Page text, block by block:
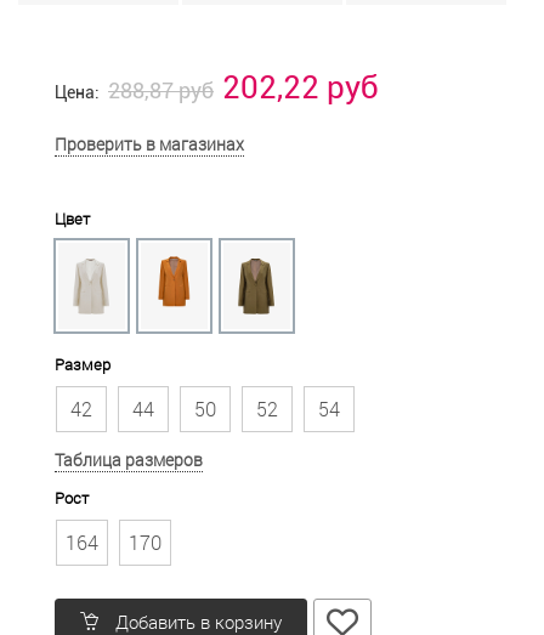
Цена: 288,87 руб 202,22 руб
Проверить в магазинах
Цвет
Размер
42 44 50 52 54
Таблица размеров
Рост
164 170
Добавить в корзину